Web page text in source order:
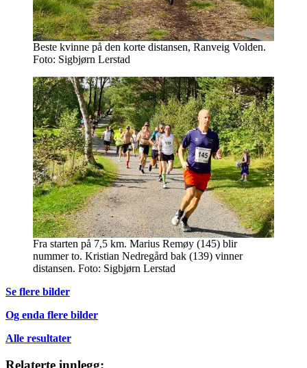
Beste kvinne på den korte distansen, Ranveig Volden.
Foto: Sigbjørn Lerstad
Fra starten på 7,5 km. Marius Remøy (145) blir
nummer to. Kristian Nedregård bak (139) vinner
distansen. Foto: Sigbjørn Lerstad
Se flere bilder
Og enda flere bilder
Alle resultater
Relaterte innlegg: